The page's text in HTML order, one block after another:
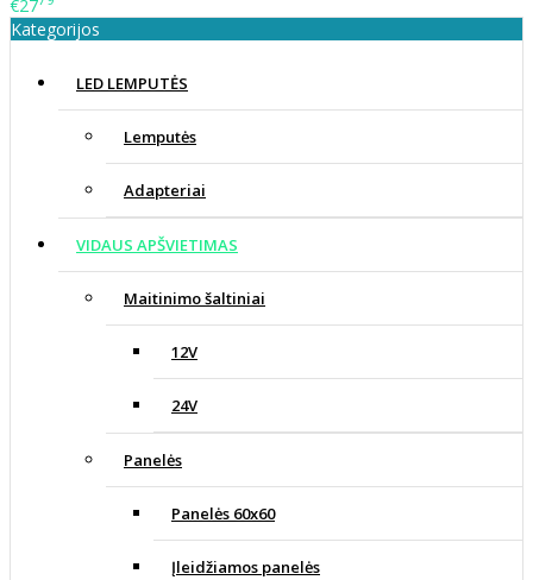
€27
Kategorijos
LED LEMPUTĖS
Lemputės
Adapteriai
VIDAUS APŠVIETIMAS
Maitinimo šaltiniai
12V
24V
Panelės
Panelės 60x60
Įleidžiamos panelės